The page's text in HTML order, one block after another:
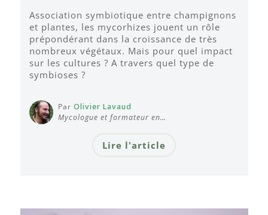
Association symbiotique entre champignons
et plantes, les mycorhizes jouent un rôle
prépondérant dans la croissance de très
nombreux végétaux. Mais pour quel impact
sur les cultures ? A travers quel type de
symbioses ?
Par Olivier Lavaud
Mycologue et formateur en…
Lire l'article